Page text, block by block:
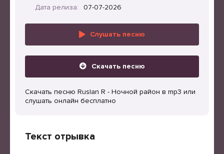
Дата релиза:
07-07-2026
Слушать песню
Скачать песню
Скачать песню Ruslan R - Ночной район в mp3 или
слушать онлайн бесплатно
Текст отрывка